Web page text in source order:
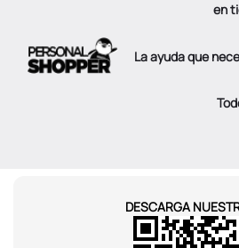
en
La ayuda que
DESCARGA